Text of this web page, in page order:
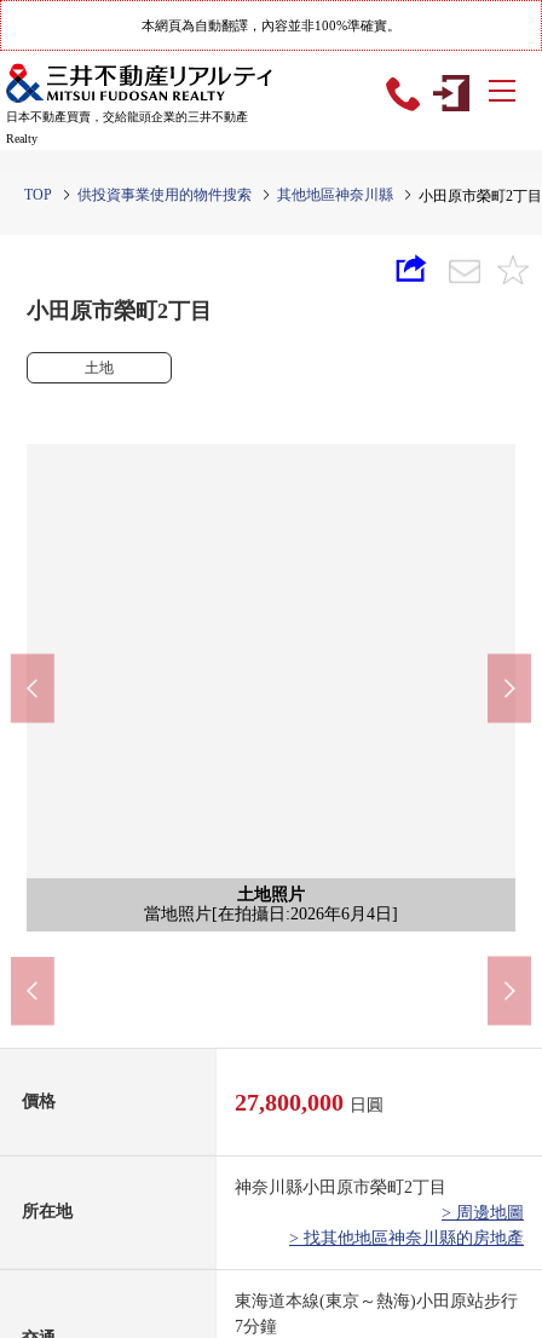
本網頁為自動翻譯，內容並非100%準確實。
日本不動產買賣，交給龍頭企業的三井不動產
Realty
TOP 供投資事業使用的物件搜索 其他地區神奈川縣 小田原市榮町2
小田原市榮町2丁目
土地
土地照片
當地照片[在拍攝日:2026年6月4日]
土地照片
當地照片[在拍攝日:2026年6月4日]
土地照片
當地照片[在拍攝日:2026年6月4日]
含有前面道路的外觀
當地照片[在拍攝日:2026年6月4日]
含有前面道路的外觀
前面道路[在拍攝日:2026年6月4日]
含有前面道路的外觀
前面道路[在拍攝日:2026年6月4日]
其他當地
前面道路[在拍攝日:2026年6月4日]
其他當地
前面道路[在拍攝日:2026年6月4日]
Lawson小田原竹的花店(約250m)
SUNDRUG小田原商店(約360m)
OdakyuOX小田原商店(約440m)
小林醫院(約490m)
小田原郵局(約660m)
小田原城(約940m)
城堡在1960年復興，修復之後進行，是現在的姿態。小孩遊樂場
或者NINJA館是在家庭可以享用的旅遊地。
小田原市立新小學(約390m)
小田原市立白鷗中學(約2000m)
價格 27,800,000 日圓
所在地
神奈川縣小田原市榮町2丁目
> 周邊地圖
> 找其他地區神奈川縣的房地產
東海道本線(東京～熱海)小田原站步行
7分鐘